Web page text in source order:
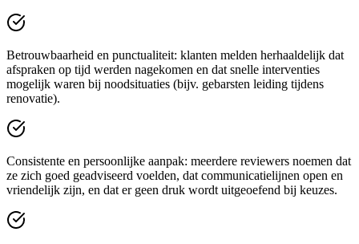
Betrouwbaarheid en punctualiteit: klanten melden herhaaldelijk dat
afspraken op tijd werden nagekomen en dat snelle interventies
mogelijk waren bij noodsituaties (bijv. gebarsten leiding tijdens
renovatie).
Consistente en persoonlijke aanpak: meerdere reviewers noemen dat
ze zich goed geadviseerd voelden, dat communicatielijnen open en
vriendelijk zijn, en dat er geen druk wordt uitgeoefend bij keuzes.